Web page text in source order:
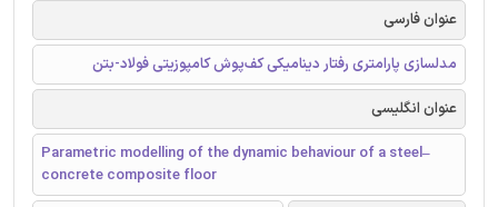
عنوان فارسی
مدلسازی پارامتری رفتار دینامیکی کف‌پوش کامپوزیتی فولاد-بتن
عنوان انگلیسی
Parametric modelling of the dynamic behaviour of a steel–
concrete composite floor